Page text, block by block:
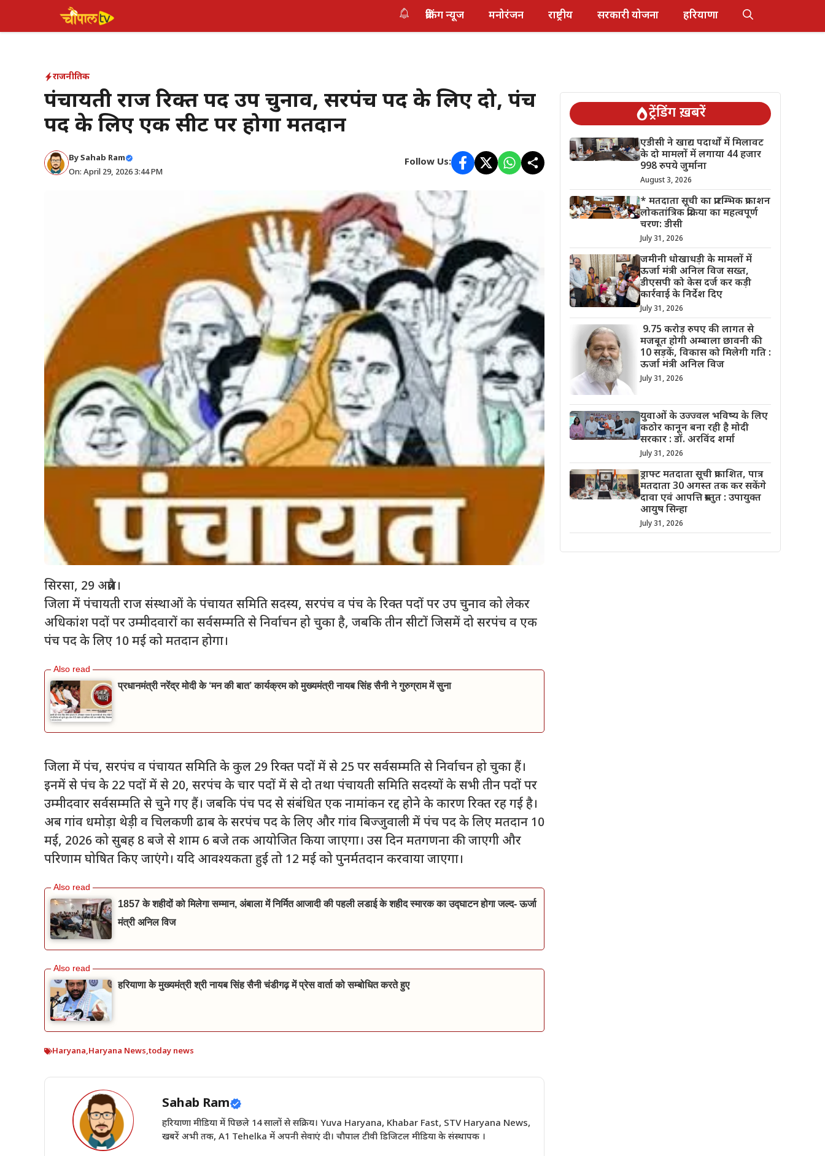
ब्रेकिंग न्यूज मनोरंजन राष्ट्रीय सरकारी योजना हरियाणा
राजनीतिक
पंचायती राज रिक्त पद उप चुनाव, सरपंच पद के लिए दो, पंच
पद के लिए एक सीट पर होगा मतदान
By Sahab Ram
On: April 29, 2026 3:44 PM
Follow Us:
सिरसा, 29 अप्रैल।
जिला में पंचायती राज संस्थाओं के पंचायत समिति सदस्य, सरपंच व पंच के रिक्त पदों पर उप चुनाव को लेकर
अधिकांश पदों पर उम्मीदवारों का सर्वसम्मति से निर्वाचन हो चुका है, जबकि तीन सीटों जिसमें दो सरपंच व एक
पंच पद के लिए 10 मई को मतदान होगा।
प्रधानमंत्री नरेंद्र मोदी के ‘मन की बात’ कार्यक्रम को मुख्यमंत्री नायब सिंह सैनी ने गुरुग्राम में सुना
जिला में पंच, सरपंच व पंचायत समिति के कुल 29 रिक्त पदों में से 25 पर सर्वसम्मति से निर्वाचन हो चुका हैं।
इनमें से पंच के 22 पदों में से 20, सरपंच के चार पदों में से दो तथा पंचायती समिति सदस्यों के सभी तीन पदों पर
उम्मीदवार सर्वसम्मति से चुने गए हैं। जबकि पंच पद से संबंधित एक नामांकन रद्द होने के कारण रिक्त रह गई है।
अब गांव धमोड़ा थेड़ी व चिलकणी ढाब के सरपंच पद के लिए और गांव बिज्जुवाली में पंच पद के लिए मतदान 10
मई, 2026 को सुबह 8 बजे से शाम 6 बजे तक आयोजित किया जाएगा। उस दिन मतगणना की जाएगी और
परिणाम घोषित किए जाएंगे। यदि आवश्यकता हुई तो 12 मई को पुनर्मतदान करवाया जाएगा।
1857 के शहीदों को मिलेगा सम्मान, अंबाला में निर्मित आजादी की पहली लडाई के शहीद स्मारक का उद्घाटन होगा जल्द- ऊर्जा
मंत्री अनिल विज
हरियाणा के मुख्यमंत्री श्री नायब सिंह सैनी चंडीगढ़ में प्रेस वार्ता को सम्बोधित करते हुए
Haryana,Haryana News,today news
Sahab Ram
हरियाणा मीडिया में पिछले 14 सालों से सक्रिय। Yuva Haryana, Khabar Fast, STV Haryana News,
खबरें अभी तक, A1 Tehelka में अपनी सेवाएं दी। चौपाल टीवी डिजिटल मीडिया के संस्थापक ।
ट्रेंडिंग ख़बरें
एडीसी ने खाद्य पदार्थों में मिलावट
के दो मामलों में लगाया 44 हजार
998 रुपये जुर्माना
August 3, 2026
* मतदाता सूची का प्रारम्भिक प्रकाशन
लोकतांत्रिक प्रक्रिया का महत्वपूर्ण
चरण: डीसी
July 31, 2026
जमीनी धोखाधड़ी के मामलों में
ऊर्जा मंत्री अनिल विज सख्त,
डीएसपी को केस दर्ज कर कड़ी
कार्रवाई के निर्देश दिए
July 31, 2026
9.75 करोड़ रुपए की लागत से
मजबूत होगी अम्बाला छावनी की
10 सड़कें, विकास को मिलेगी गति :
ऊर्जा मंत्री अनिल विज
July 31, 2026
युवाओं के उज्ज्वल भविष्य के लिए
कठोर कानून बना रही है मोदी
सरकार : डॉ. अरविंद शर्मा
July 31, 2026
ड्राफ्ट मतदाता सूची प्रकाशित, पात्र
मतदाता 30 अगस्त तक कर सकेंगे
दावा एवं आपत्ति प्रस्तुत : उपायुक्त
आयुष सिन्हा
July 31, 2026